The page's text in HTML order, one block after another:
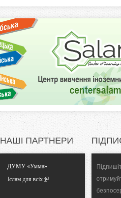
НАШІ ПАРТНЕРИ
ДУМУ «Умма»
Іслам для всіх